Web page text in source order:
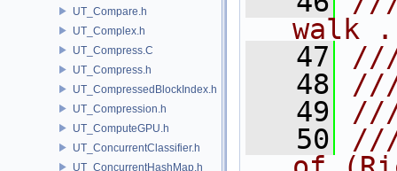
UT_Compare.h
UT_Complex.h
UT_Compress.C
UT_Compress.h
UT_CompressedBlockIndex.h
UT_Compression.h
UT_ComputeGPU.h
UT_ConcurrentClassifier.h
UT_ConcurrentHashMap.h
walk
   47
   48
   49
///
   50
///